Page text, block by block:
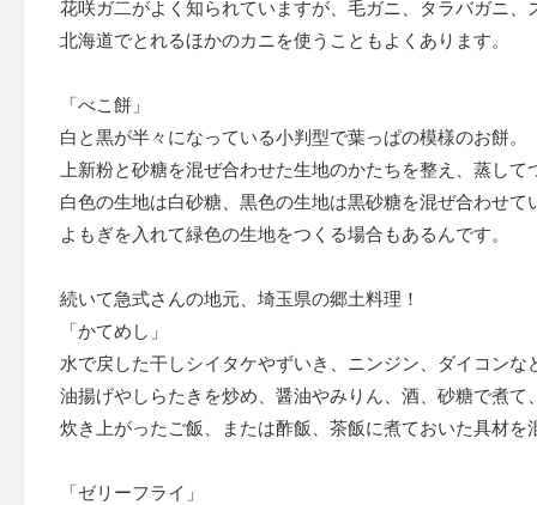
花咲ガ二がよく知られていますが、毛ガニ、タラバガニ、
北海道でとれるほかのカニを使うこともよくあります。
「べこ餅」
白と黒が半々になっている小判型で葉っぱの模様のお餅。
上新粉と砂糖を混ぜ合わせた生地のかたちを整え、蒸して
白色の生地は白砂糖、黒色の生地は黒砂糖を混ぜ合わせて
よもぎを入れて緑色の生地をつくる場合もあるんです。
続いて急式さんの地元、埼玉県の郷土料理！
「かてめし」
水で戻した干しシイタケやずいき、ニンジン、ダイコンな
油揚げやしらたきを炒め、醤油やみりん、酒、砂糖で煮て
炊き上がったご飯、または酢飯、茶飯に煮ておいた具材を
「ゼリーフライ」